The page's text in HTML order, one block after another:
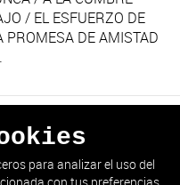
/ EL ESFUERZO DE
DE AMISTAD
SIGUIENTE
para analizar el uso del